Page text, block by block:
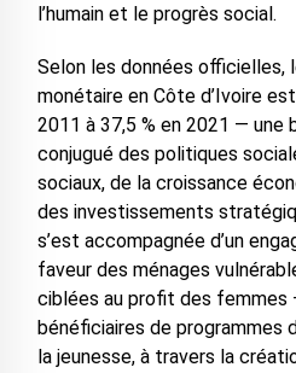
l’humain et le progrès social.
Selon les données officielles,
monétaire en Côte d’Ivoire
2011 à 37,5 % en 2021 — une
conjugué des politiques
sociaux, de la croissance
des investissements
s’est accompagnée d’un
faveur des ménages
ciblées au profit des femmes
bénéficiaires de programmes
la jeunesse, à travers la